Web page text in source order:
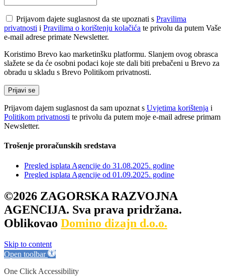
Prijavom dajete suglasnost da ste upoznati s Pravilima
privatnosti i Pravilima o korištenju kolačića te privolu da putem Vaše
e-mail adrese primate Newsletter.
Koristimo Brevo kao marketinšku platformu. Slanjem ovog obrasca
slažete se da će osobni podaci koje ste dali biti prebačeni u Brevo za
obradu u skladu s Brevo Politikom privatnosti.
Prijavom dajem suglasnost da sam upoznat s Uvjetima korištenja i
Politikom privatnosti te privolu da putem moje e-mail adrese primam
Newsletter.
Trošenje proračunskih sredstava
Pregled isplata Agencije do 31.08.2025. godine
Pregled isplata Agencije od 01.09.2025. godine
©2026 ZAGORSKA RAZVOJNA
AGENCIJA. Sva prava pridržana.
Oblikovao Domino dizajn d.o.o.
Skip to content
Open toolbar
One Click Accessibility